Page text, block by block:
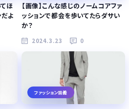
ほ
よ
【画像】こんな感じのノームコアファ
ッションで都会を歩いてたらダサい
か？
2024.3.23 0
ファッション談義